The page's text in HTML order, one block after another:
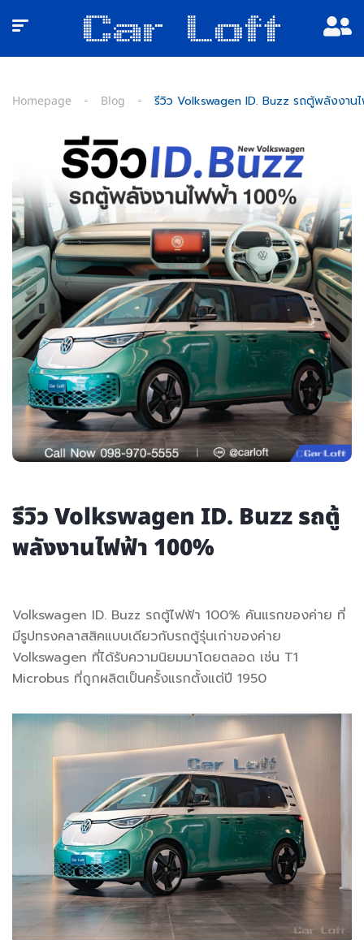
Homepage Blog รีวิว Volkswagen ID. Buzz รถตู้พลังงาน
รีวิว Volkswagen ID. Buzz รถตู้
พลังงานไฟฟ้า 100%
Volkswagen ID. Buzz รถตู้ไฟฟ้า 100% คันแรกของค่าย ที่
มีรูปทรงคลาสสิคแบบเดียวกับรถตู้รุ่นเก่าของค่าย
Volkswagen ที่ได้รับความนิยมมาโดยตลอด เช่น T1
Microbus ที่ถูกผลิตเป็นครั้งแรกตั้งแต่ปี 1950